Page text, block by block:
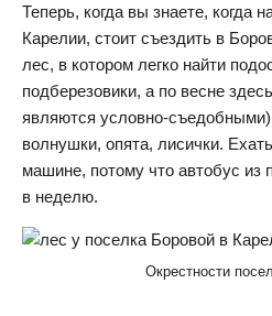
Теперь, когда вы знаете, когда
Карелии, стоит съездить в
лес, в котором легко найти
подберезовики, а по весне
являются условно-
волнушки, опята, лисички.
машине, потому что автобус из
в неделю.
Окрестности